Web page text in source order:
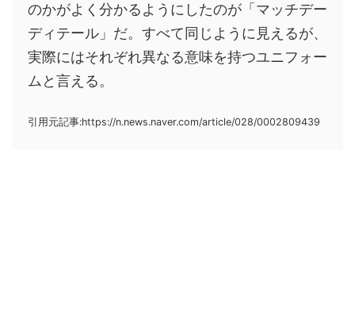
のかがよく分かるようにしたのが「マッチデー
ディテール」だ。すべて同じように見えるが、
実際にはそれぞれ異なる意味を持つユニフォー
ムと言える。
引用元記事:https://n.news.naver.com/article/028/0002809439